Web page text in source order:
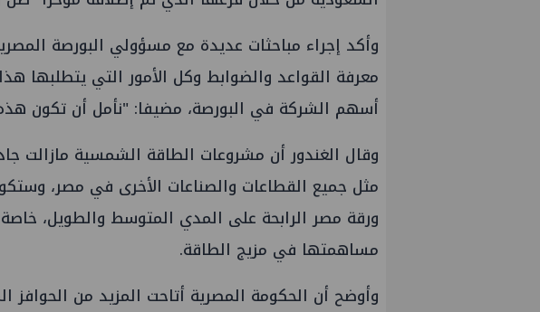
وأكد إجراء مباحثات عديدة مع مسؤولي البورصة
معرفة القواعد والضوابط وكل الأمور التي يتطلبها
أسهم الشركة في البورصة، مضيفا: "نأمل أن تكون
وقال الغندور أن مشروعات الطاقة الشمسية مازالت
مثل جميع القطاعات والصناعات الأخرى في مصر،
ورقة مصر الرابحة على المدي المتوسط والطويل،
مساهمتها في مزيج الطاقة.
وأوضح أن الحكومة المصرية أتاحت المزيد من